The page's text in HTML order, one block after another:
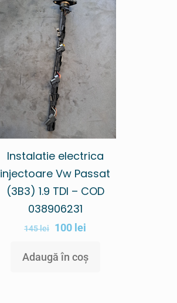
Instalatie electrica
injectoare Vw Passat
(3B3) 1.9 TDI – COD
038906231
145lei 100 lei
Adaugă în coș